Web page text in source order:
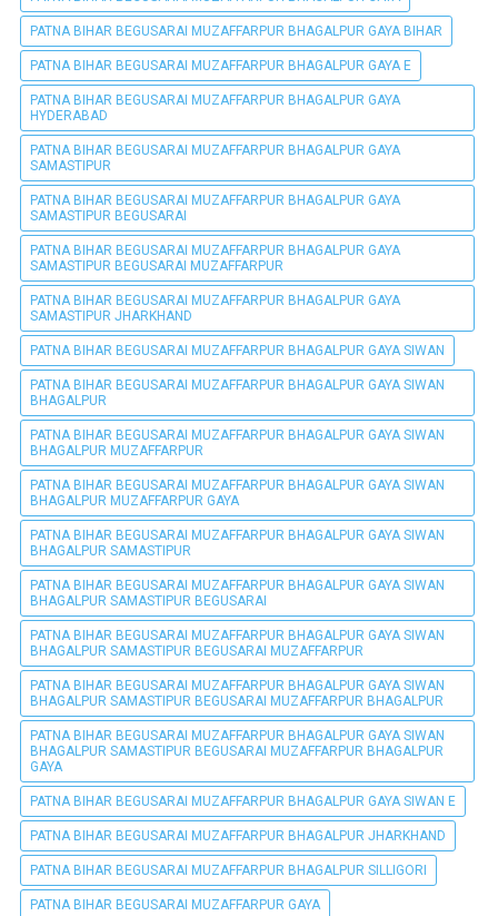
PATNA BIHAR BEGUSARAI MUZAFFARPUR BHAGALPUR GAYA BIHAR
PATNA BIHAR BEGUSARAI MUZAFFARPUR BHAGALPUR GAYA E
PATNA BIHAR BEGUSARAI MUZAFFARPUR BHAGALPUR GAYA
HYDERABAD
PATNA BIHAR BEGUSARAI MUZAFFARPUR BHAGALPUR GAYA
SAMASTIPUR
PATNA BIHAR BEGUSARAI MUZAFFARPUR BHAGALPUR GAYA
SAMASTIPUR BEGUSARAI
PATNA BIHAR BEGUSARAI MUZAFFARPUR BHAGALPUR GAYA
SAMASTIPUR BEGUSARAI MUZAFFARPUR
PATNA BIHAR BEGUSARAI MUZAFFARPUR BHAGALPUR GAYA
SAMASTIPUR JHARKHAND
PATNA BIHAR BEGUSARAI MUZAFFARPUR BHAGALPUR GAYA SIWAN
PATNA BIHAR BEGUSARAI MUZAFFARPUR BHAGALPUR GAYA SIWAN
BHAGALPUR
PATNA BIHAR BEGUSARAI MUZAFFARPUR BHAGALPUR GAYA SIWAN
BHAGALPUR MUZAFFARPUR
PATNA BIHAR BEGUSARAI MUZAFFARPUR BHAGALPUR GAYA SIWAN
BHAGALPUR MUZAFFARPUR GAYA
PATNA BIHAR BEGUSARAI MUZAFFARPUR BHAGALPUR GAYA SIWAN
BHAGALPUR SAMASTIPUR
PATNA BIHAR BEGUSARAI MUZAFFARPUR BHAGALPUR GAYA SIWAN
BHAGALPUR SAMASTIPUR BEGUSARAI
PATNA BIHAR BEGUSARAI MUZAFFARPUR BHAGALPUR GAYA SIWAN
BHAGALPUR SAMASTIPUR BEGUSARAI MUZAFFARPUR
PATNA BIHAR BEGUSARAI MUZAFFARPUR BHAGALPUR GAYA SIWAN
BHAGALPUR SAMASTIPUR BEGUSARAI MUZAFFARPUR BHAGALPUR
PATNA BIHAR BEGUSARAI MUZAFFARPUR BHAGALPUR GAYA SIWAN
BHAGALPUR SAMASTIPUR BEGUSARAI MUZAFFARPUR BHAGALPUR
GAYA
PATNA BIHAR BEGUSARAI MUZAFFARPUR BHAGALPUR GAYA SIWAN E
PATNA BIHAR BEGUSARAI MUZAFFARPUR BHAGALPUR JHARKHAND
PATNA BIHAR BEGUSARAI MUZAFFARPUR BHAGALPUR SILLIGORI
PATNA BIHAR BEGUSARAI MUZAFFARPUR GAYA